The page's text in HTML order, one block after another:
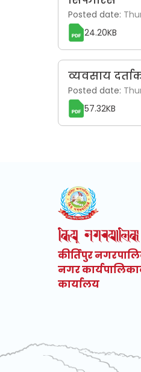
Posted date:
24.20KB
व्यवसाय
Posted date:
57.32KB
कीर्तिपुर
नगर
कार्यालय